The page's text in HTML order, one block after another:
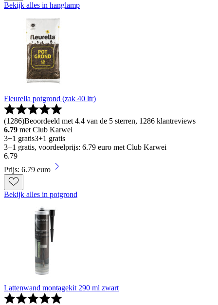
Bekijk alles in hanglamp
Fleurella potgrond (zak 40 ltr)
(1286)Beoordeeld met 4.4 van de 5 sterren, 1286 klantreviews
6.79 met Club Karwei
3+1 gratis3+1 gratis
3+1 gratis, voordeelprijs: 6.79 euro met Club Karwei
6.79
Prijs: 6.79 euro
Bekijk alles in potgrond
Lattenwand montagekit 290 ml zwart